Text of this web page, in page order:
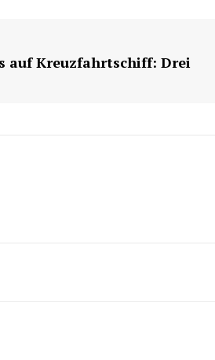
auf Kreuzfahrtschiff: Drei